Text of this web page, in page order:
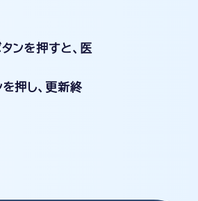
ンを押すと、医
を押し、更新終